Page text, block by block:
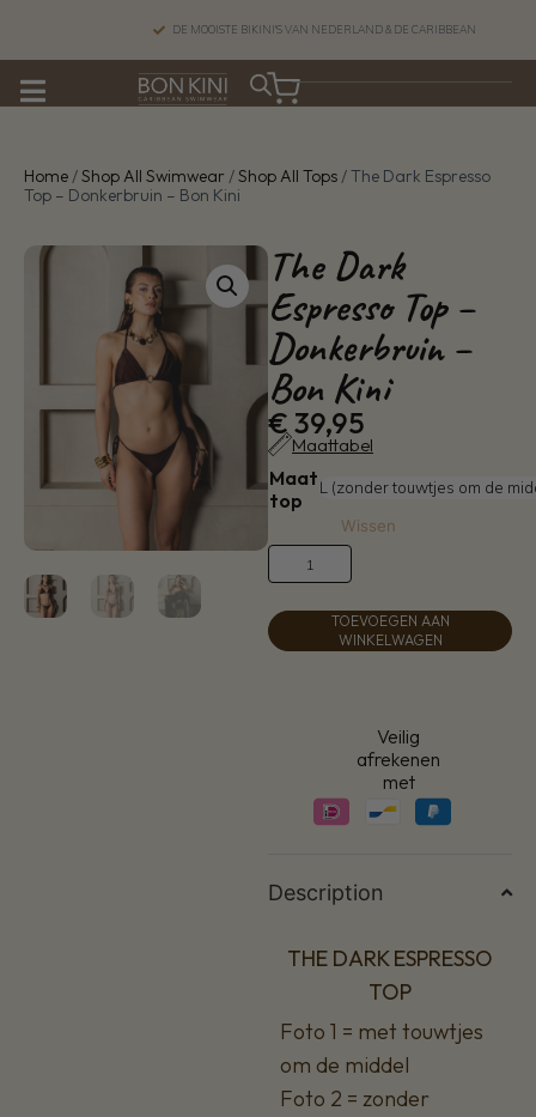
DE MOOISTE BIKINI'S VAN NEDERLAND & DE CARIBBEAN
Home /Shop All Swimwear /Shop All Tops / The Dark Espresso
Top – Donkerbruin – Bon Kini
The Dark
Espresso Top –
Donkerbruin –
Bon Kini
€39,95
Maattabel
Maat
top
Wissen
TOEVOEGEN AAN
WINKELWAGEN
Veilig
afrekenen
met
Description
THE DARK ESPRESSO
TOP
Foto 1 = met touwtjes
om de middel
Foto 2 = zonder